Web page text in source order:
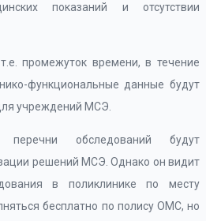
показаний и отсутствии
промежуток времени, в течение
функциональные данные будут
учреждений МСЭ.
обследований будут
решений МСЭ. Однако он видит
в поликлинике по месту
бесплатно по полису ОМС, но